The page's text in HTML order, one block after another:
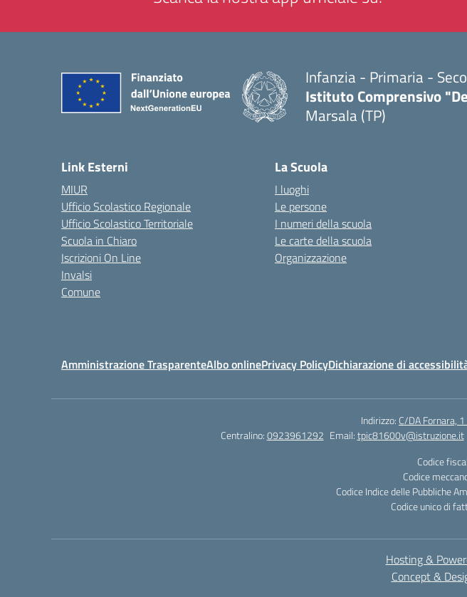
Infanzia - Primaria -
Istituto Comprensivo
Marsala (TP)
Link Esterni
MIUR
Ufficio Scolastico Regionale
Ufficio Scolastico Territoriale
Scuola in Chiaro
Iscrizioni On Line
Invalsi
Comune
La Scuola
I luoghi
Le persone
I numeri della scuola
Le carte della scuola
Organizzazione
Amministrazione TrasparenteAlbo onlinePrivacy PolicyDichiarazione di
Indirizzo: C/DA Fornara,
Centralino:0923961292 Email:tpic81600v@istruzione.it
Codice
Codice
Codice Indice delle Pubbliche
Codice unico di
Hosting &
Concept &